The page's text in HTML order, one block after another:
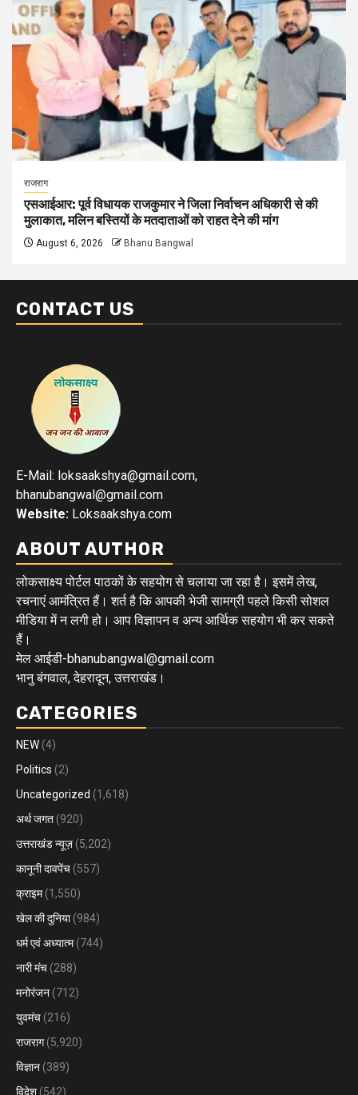
राजराग
एसआईआर: पूर्व विधायक राजकुमार ने जिला निर्वाचन अधिकारी से की
मुलाकात, मलिन बस्तियों के मतदाताओं को राहत देने की मांग
August 6, 2026 Bhanu Bangwal
CONTACT US
E-Mail: loksaakshya@gmail.com,
bhanubangwal@gmail.com
Website: Loksaakshya.com
ABOUT AUTHOR
लोकसाक्ष्य पोर्टल पाठकों के सहयोग से चलाया जा रहा है। इसमें लेख,
रचनाएं आमंत्रित हैं। शर्त है कि आपकी भेजी सामग्री पहले किसी सोशल
मीडिया में न लगी हो। आप विज्ञापन व अन्य आर्थिक सहयोग भी कर सकते
हैं।
मेल आईडी-bhanubangwal@gmail.com
भानु बंगवाल, देहरादून, उत्तराखंड।
CATEGORIES
NEW (4)
Politics (2)
Uncategorized (1,618)
अर्थ जगत (920)
उत्तराखंड न्यूज़ (5,202)
कानूनी दावपेंच (557)
क्राइम(1,550)
खेल की दुनिया(984)
धर्म एवं अध्यात्म(744)
नारी मंच (288)
मनोरंजन (712)
युवमंच (216)
राजराग(5,920)
विज्ञान (389)
विदेश (542)